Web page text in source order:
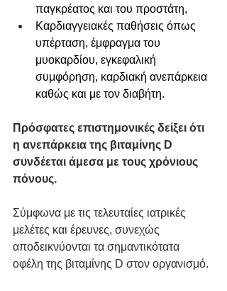
παγκρέατος και του προστάτη,
Καρδιαγγειακές παθήσεις όπως
υπέρταση, έμφραγμα του
μυοκαρδίου, εγκεφαλική
συμφόρηση, καρδιακή ανεπάρκεια
καθώς και με τον διαβήτη.
Πρόσφατες επιστημονικές δείξει ότι
η ανεπάρκεια της βιταμίνης D
συνδέεται άμεσα με τους χρόνιους
πόνους.
Σύμφωνα με τις τελευταίες ιατρικές
μελέτες και έρευνες, συνεχώς
αποδεικνύονται τα σημαντικότατα
οφέλη της βιταμίνης D στον οργανισμό.